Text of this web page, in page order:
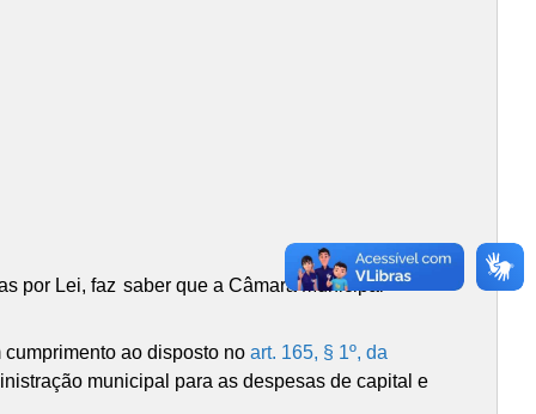
por Lei, faz saber que a Câmara Municipal
ao disposto noart. 165, § 1º, da
municipal para as despesas de capital e